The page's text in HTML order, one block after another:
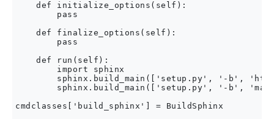
    def initialize_options(self):
        pass
    def finalize_options(self):
        pass
    def run(self):
        import sphinx
sphinx.build_main(['setup.py', '-b',
sphinx.build_main(['setup.py', '-b',
cmdclasses['build_sphinx'] = BuildSphinx